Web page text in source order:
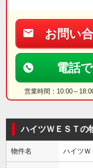
お問い
電話
営業時間：10:00～
ハイツＷＥＳＴの
物件名 ハイツＷ